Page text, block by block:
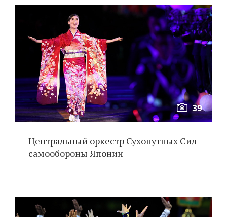
39
Центральный оркестр Сухопутных Сил
самообороны Японии